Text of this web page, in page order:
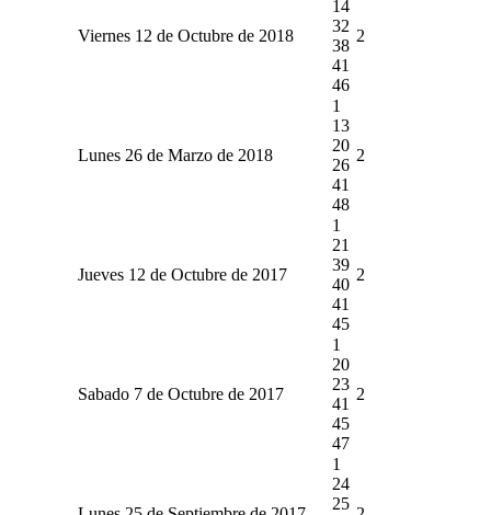
Viernes 12 de Octubre de 2018
14
32
38
41
46
2
Lunes 26 de Marzo de 2018
1
13
20
26
41
48
2
Jueves 12 de Octubre de 2017
1
21
39
40
41
45
2
Sabado 7 de Octubre de 2017
1
20
23
41
45
47
2
1
24
25